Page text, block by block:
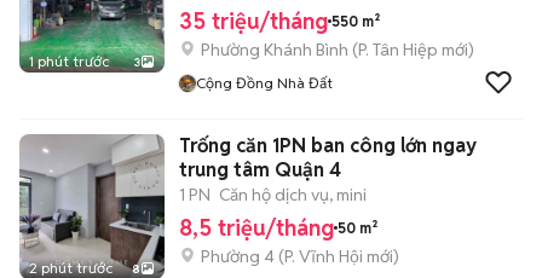
1 phút trước 3
35 triệu/tháng 550 m²
Phường Khánh Bình (P. Tân Hiệp mới)
Cộng Đồng Nhà Đất
2 phút trước 8
Trống căn 1PN ban công lớn ngay
trung tâm Quận 4
1 PN Căn hộ dịch vụ, mini
8,5 triệu/tháng 50 m²
Phường 4 (P. Vĩnh Hội mới)